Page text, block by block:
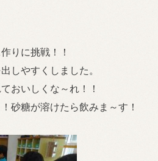
りに挑戦！！
しやすくしました。
おいしくな～れ！！
砂糖が溶けたら飲みま～す！